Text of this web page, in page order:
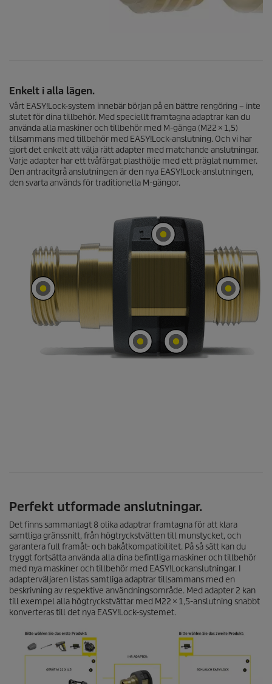
Enkelt i alla lägen.
Vårt EASY!Lock-system innebär början på en bättre rengöring – inte
slutet för dina tillbehör. Med speciellt framtagna adaptrar kan du
använda alla maskiner och tillbehör med M-gänga (M22 × 1,5)
tillsammans med tillbehör med EASY!Lock-anslutning. Och vi har
gjort det enkelt att välja rätt adapter med matchande anslutningar.
Varje adapter har ett tvåfärgat plasthölje med ett präglat nummer.
Den antracitgrå anslutningen är den nya EASY!Lock-anslutningen,
den svarta används för traditionella M-gängor.
Perfekt utformade anslutningar.
Det finns sammanlagt 8 olika adaptrar framtagna för att klara
samtliga gränssnitt, från högtryckstvätten till munstycket, och
garantera full framåt- och bakåtkompatibilitet. På så sätt kan du
tryggt fortsätta använda alla dina befintliga maskiner och tillbehör
med nya maskiner och tillbehör med EASY!Lock­anslutningar. I
adapterväljaren listas samtliga adaptrar tillsammans med en
beskrivning av respektive användningsområde. Med adapter 2 kan
till exempel alla högtryckstvättar med M22 × 1,5-anslutning snabbt
konverteras till det nya EASY!Lock-systemet.